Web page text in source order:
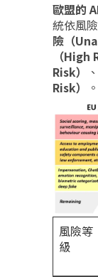
歐盟的
統依風
險（
（High
Risk）
、
Risk）
。
風險等
級